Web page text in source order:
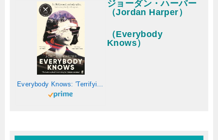
Everybody Knows: 'Terrifying and exhilarating.' JAMES PATTERSON (English Edition)
ジョーダン・ハーパー
（Jordan Harper）
（Everybody
Knows）